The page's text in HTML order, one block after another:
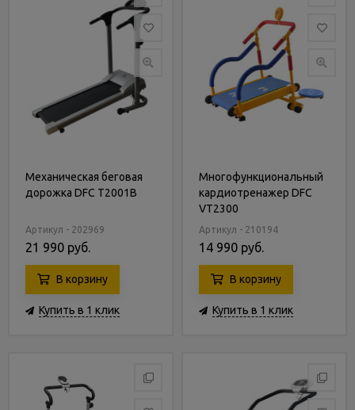
Механическая беговая
дорожка DFC T2001B
Артикул - 202969
21 990 руб.
В корзину
Купить в 1 клик
Многофункциональный
кардиотренажер DFC
VT2300
Артикул - 210194
14 990 руб.
В корзину
Купить в 1 клик